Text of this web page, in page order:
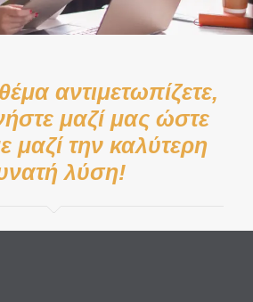
αντιμετωπίζετε,
μαζί μας ώστε
μαζί την καλύτερη
λύση!